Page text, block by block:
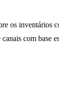
os inventários
com base